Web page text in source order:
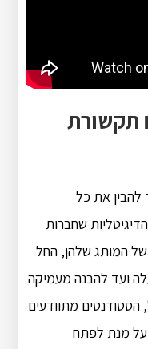
תקשורת
את כל
שחברות
המותג שלהן, החל
ועד להבנה מעמיקה
הסטודנטים מתוודעים
על מנת לפתח